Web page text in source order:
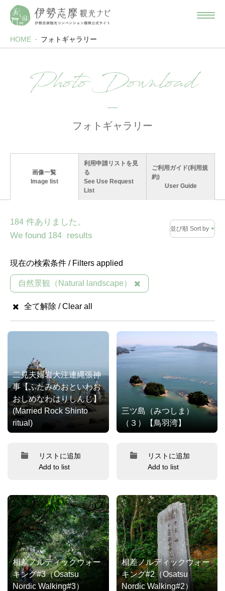
HOME フォトギャラリー
Photo Download
フォトギャラリー
画像一覧
Image list
利用申請リストを見
る
See Use Request
List
ご利用ガイド(利用規
約)
User Guide
184 件ありました。
We found 184 results
並び順 Sort by
現在の検索条件 / Filters applied
自然景観（Natural landscape）
全て解除 / Clear all
二見夫婦岩大注連縄張神
事【ふたみめおといわお
おしめなわはりしんじ】
(Married Rock Shinto
ritual)
リストに追加
Add to list
三ツ島（みつしま）
（３）【鳥羽湾】
リストに追加
Add to list
相差ノルディックウォー
キング#3（Osatsu
Nordic Walking#3）
相差ノルディックウォー
キング#2（Osatsu
Nordic Walking#2）